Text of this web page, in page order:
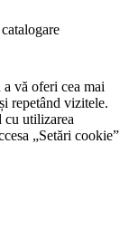
vă oferi cea mai
repetând vizitele.
cu utilizarea
„Setări cookie”